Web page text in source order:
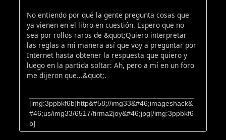
No entiendo por qué la gente pregunta cosas que
ya vienen en el libro en cuestión. Espero que no
sea por rollos raros de &quot;Quiero interpretar
las reglas a mi manera así que voy a preguntar por
Internet hasta obtener la respuesta que quiero y
luego en la partida soltar: Ah, pero a mí en un foro
me dijeron que...&quot;.
[img:3ppbkf6b]http&#58;//img33&#46;imageshack&
#46;us/img33/6517/firma2joy&#46;jpg[/img:3ppbkf6
b]